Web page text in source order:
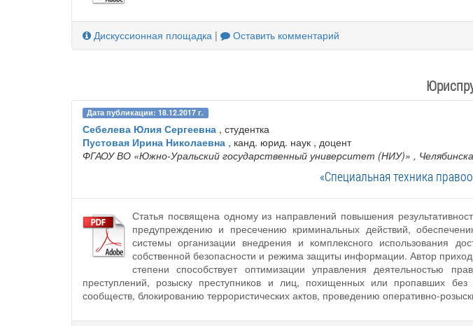
Дискуссионная площадка | Оставить комментарий
Дата публикации: 18.12.2017 г.
Себелева Юлия Сергеевна , студентка
Пустовая Ирина Николаевна , канд. юрид. наук , доцент
ФГАОУ ВО «Южно-Уральский государственный университет (НИУ)» ,
«Специальная техника
Статья посвящена одному из направлений повышения
предупреждению и пресечению криминальных действий,
системы организации внедрения и комплексного использования
собственной безопасности и режима защиты информации. Автор
степени способствует оптимизации управления деятельностью
преступлений, розыску преступников и лиц, похищенных или пропавших
сообществ, блокированию террористических актов, проведению оперативно-